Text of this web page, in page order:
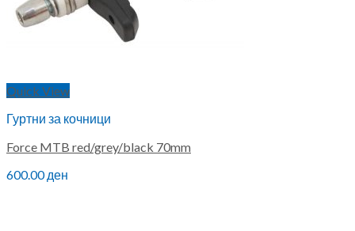
Quick View
Гуртни за кочници
Force MTB red/grey/black 70mm
600.00ден